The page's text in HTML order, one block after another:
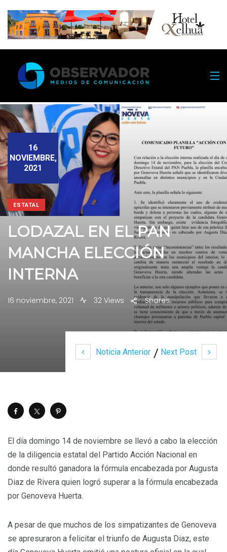
Noticia Anterior Next Post
16
NOVIEMBRE,
2021
ESTATAL
LODAZAL EN EL PAN
MANCHA ELECCIÓN
INTERNA
16 noviembre, 2021 32 Views Shares
El día domingo 14 de noviembre se llevó a cabo la elección
de la diligencia estatal del Partido Acción Nacional en
donde resultó ganadora la fórmula encabezada por Augusta
Diaz de Rivera quien logró superar a la fórmula encabezada
por Genoveva Huerta.
A pesar de que muchos de los simpatizantes de Genoveva
se apresuraron a felicitar el triunfo de Augusta Diaz, este